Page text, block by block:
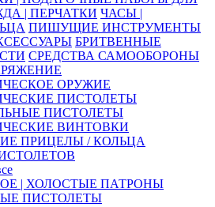
| ПЕРЧАТКИ ЧАСЫ |
ПИШУЩИЕ ИНСТРУМЕНТЫ
БРИТВЕННЫЕ
СРЕДСТВА САМООБОРОНЫ
ОРУЖИЕ
ПИСТОЛЕТЫ
ПИСТОЛЕТЫ
ВИНТОВКИ
ПРИЦЕЛЫ / КОЛЬЦА
| ХОЛОСТЫЕ ПАТРОНЫ
ПИСТОЛЕТЫ